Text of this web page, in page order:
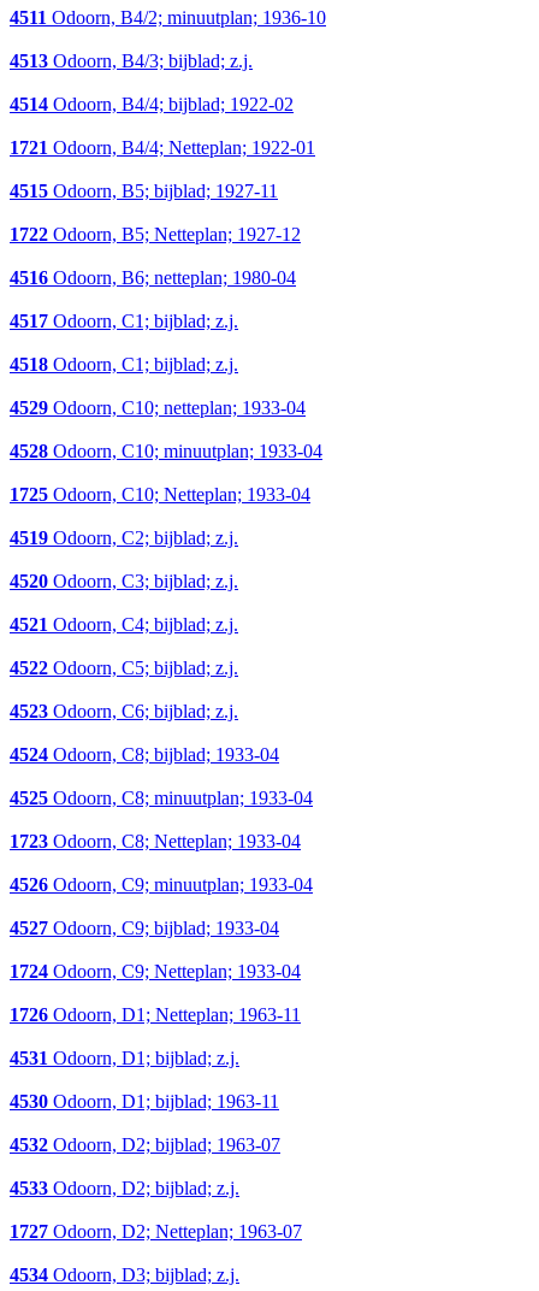
4511 Odoorn, B4/2; minuutplan; 1936-10
4513 Odoorn, B4/3; bijblad; z.j.
4514 Odoorn, B4/4; bijblad; 1922-02
1721 Odoorn, B4/4; Netteplan; 1922-01
4515 Odoorn, B5; bijblad; 1927-11
1722 Odoorn, B5; Netteplan; 1927-12
4516 Odoorn, B6; netteplan; 1980-04
4517 Odoorn, C1; bijblad; z.j.
4518 Odoorn, C1; bijblad; z.j.
4529 Odoorn, C10; netteplan; 1933-04
4528 Odoorn, C10; minuutplan; 1933-04
1725 Odoorn, C10; Netteplan; 1933-04
4519 Odoorn, C2; bijblad; z.j.
4520 Odoorn, C3; bijblad; z.j.
4521 Odoorn, C4; bijblad; z.j.
4522 Odoorn, C5; bijblad; z.j.
4523 Odoorn, C6; bijblad; z.j.
4524 Odoorn, C8; bijblad; 1933-04
4525 Odoorn, C8; minuutplan; 1933-04
1723 Odoorn, C8; Netteplan; 1933-04
4526 Odoorn, C9; minuutplan; 1933-04
4527 Odoorn, C9; bijblad; 1933-04
1724 Odoorn, C9; Netteplan; 1933-04
1726 Odoorn, D1; Netteplan; 1963-11
4531 Odoorn, D1; bijblad; z.j.
4530 Odoorn, D1; bijblad; 1963-11
4532 Odoorn, D2; bijblad; 1963-07
4533 Odoorn, D2; bijblad; z.j.
1727 Odoorn, D2; Netteplan; 1963-07
4534 Odoorn, D3; bijblad; z.j.